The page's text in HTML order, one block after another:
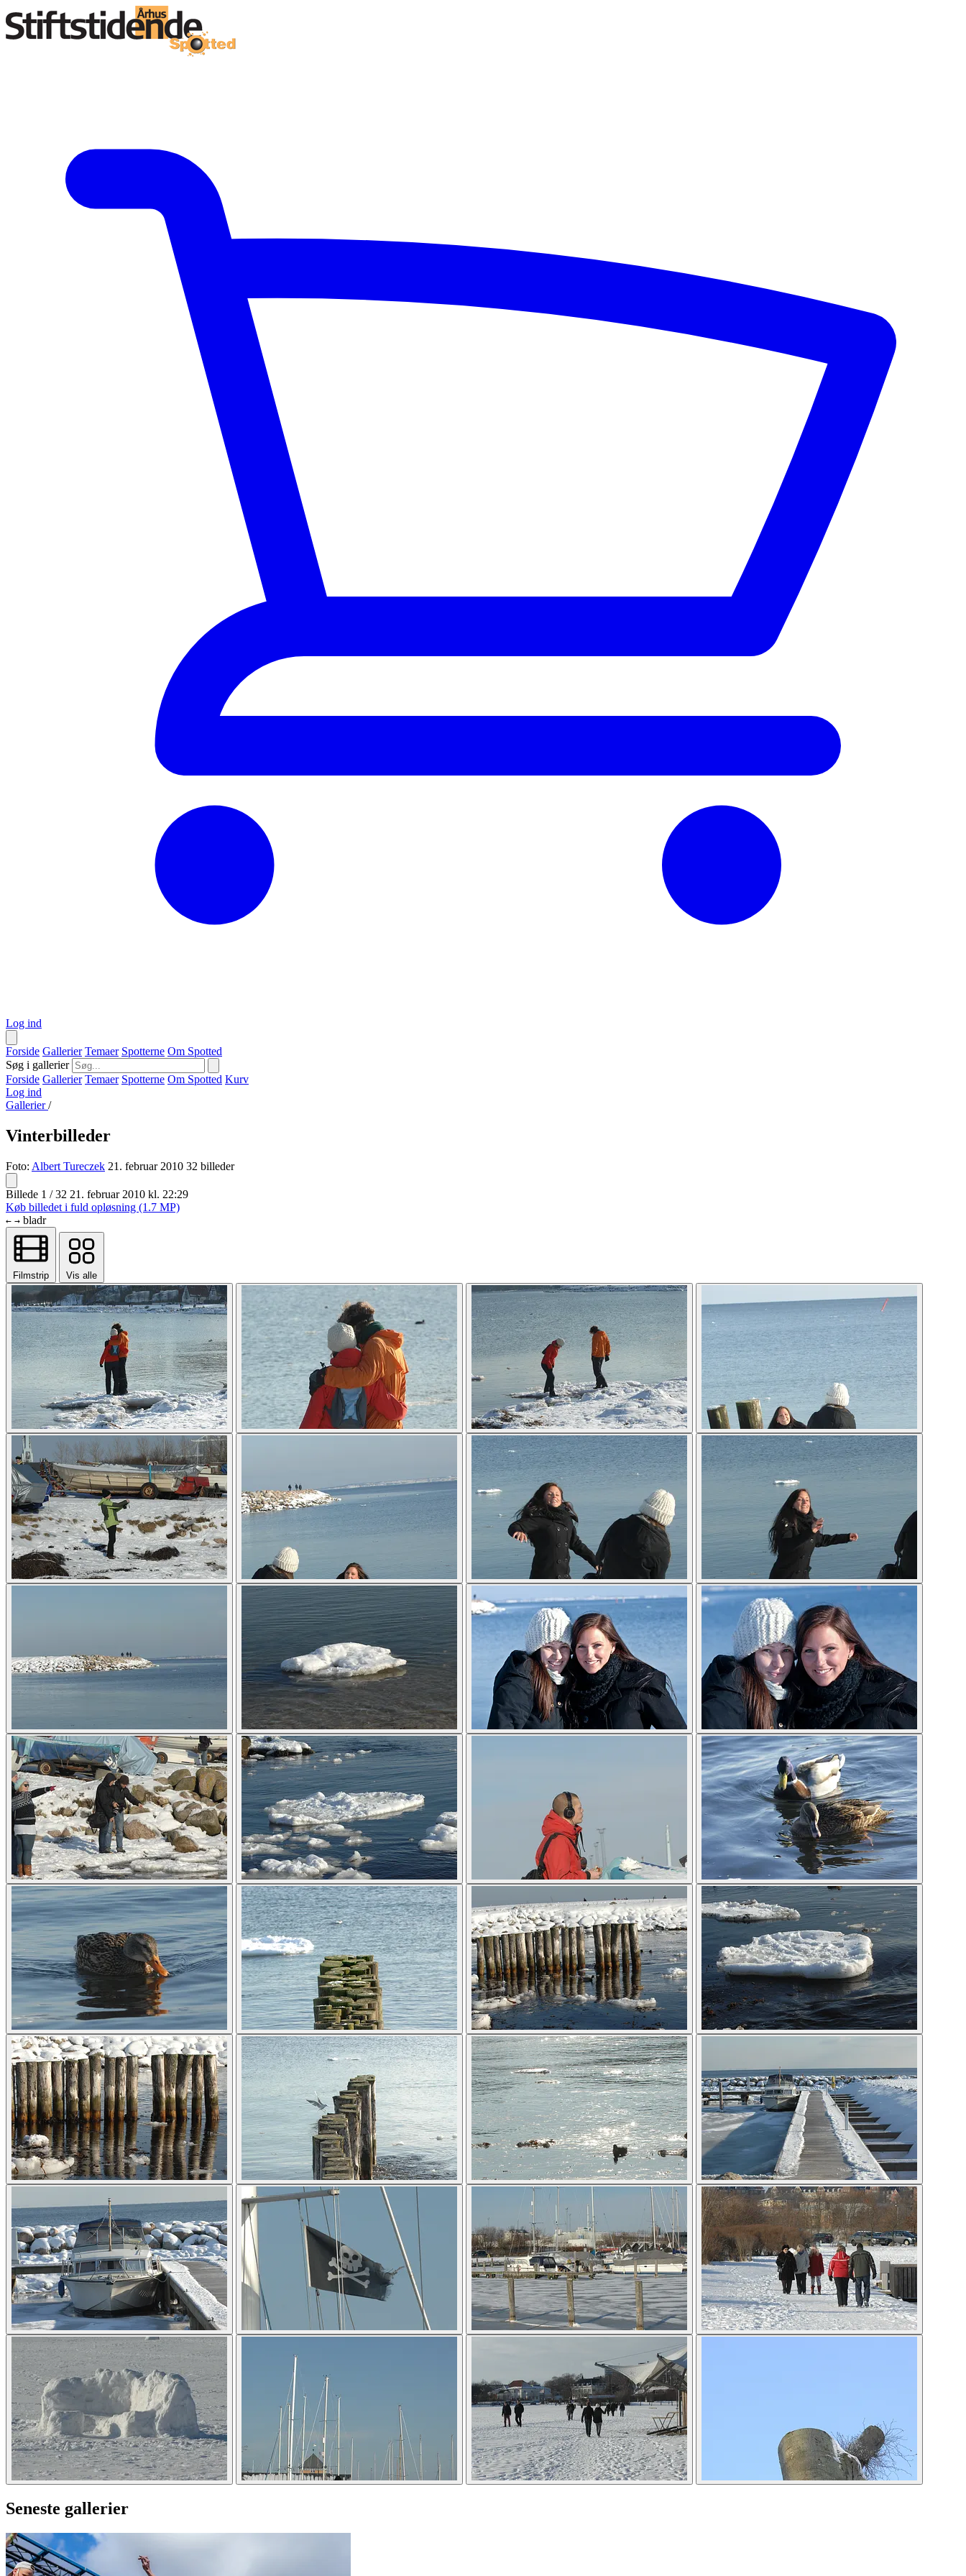
Log ind
Forside Gallerier Temaer Spotterne Om Spotted
Søg i gallerier
Forside Gallerier Temaer Spotterne Om Spotted Kurv
Log ind
Gallerier/
Vinterbilleder
Foto: Albert Tureczek 21. februar 2010 32 billeder
Billede 1 / 32 21. februar 2010 kl. 22:29
Køb billedet i fuld opløsning (1.7 MP)
← → bladr
Filmstrip Vis alle
Seneste gallerier